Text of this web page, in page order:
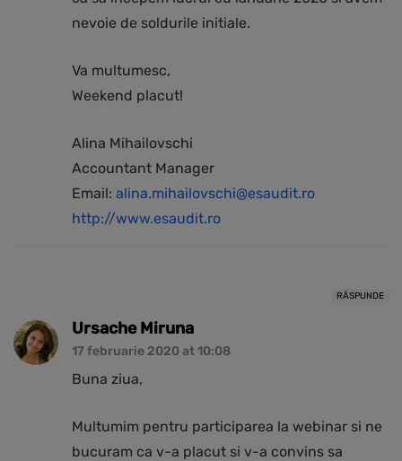
nevoie de soldurile initiale.
Va multumesc,
Weekend placut!
Alina Mihailovschi
Accountant Manager
Email: alina.mihailovschi@esaudit.ro
http://www.esaudit.ro
RĂSPUNDE
Ursache Miruna
17 februarie 2020 at 10:08
Buna ziua,
Multumim pentru participarea la webinar si ne
bucuram ca v-a placut si v-a convins sa